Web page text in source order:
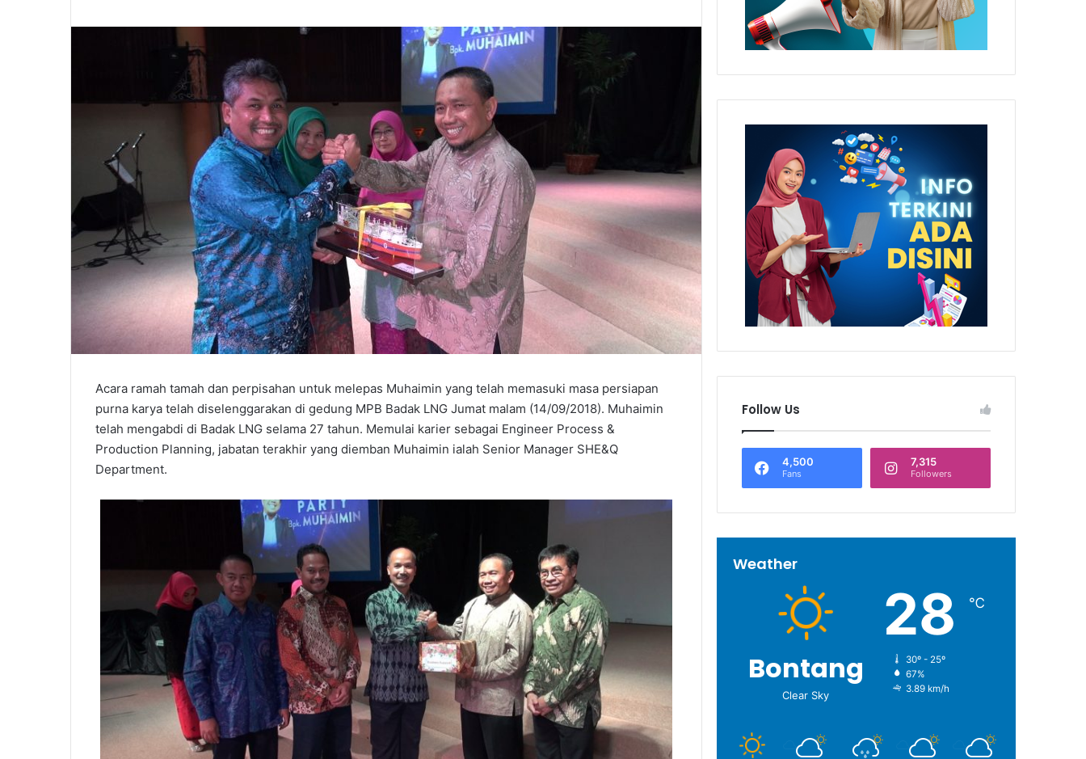
Acara ramah tamah dan perpisahan untuk melepas Muhaimin yang telah memasuki masa persiapan
purna karya telah diselenggarakan di gedung MPB Badak LNG Jumat malam (14/09/2018). Muhaimin
telah mengabdi di Badak LNG selama 27 tahun. Memulai karier sebagai Engineer Process &
Production Planning, jabatan terakhir yang diemban Muhaimin ialah Senior Manager SHE&Q
Department.
Follow Us
4,500
Fans
7,315
Followers
Weather
Bontang
Clear Sky
28 ℃
30º - 25º
67%
3.89 km/h